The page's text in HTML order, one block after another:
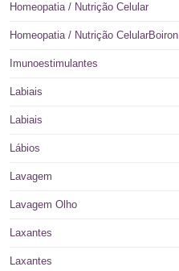
Homeopatia / Nutrição Celular
Homeopatia / Nutrição CelularBoiron
Imunoestimulantes
Labiais
Labiais
Lábios
Lavagem
Lavagem Olho
Laxantes
Laxantes